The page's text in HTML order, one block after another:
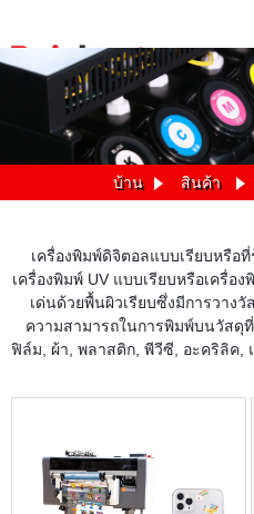
บ้าน สินค้า
เครื่องพิมพ์ดิจิตอลแบบเรียบหรือ
เครื่องพิมพ์ UV แบบเรียบหรือเครื่อ
เด่นด้วยพื้นผิวเรียบซึ่งมีการวาง
ความสามารถในการพิมพ์บนวัสดุ
ฟิล์ม, ผ้า, พลาสติก, พีวีซี, อะคริลิค,